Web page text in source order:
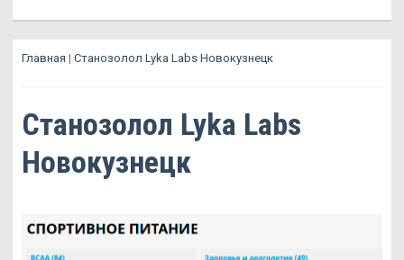
Главная | Станозолол Lyka Labs Новокузнецк
Станозолол Lyka Labs
Новокузнецк